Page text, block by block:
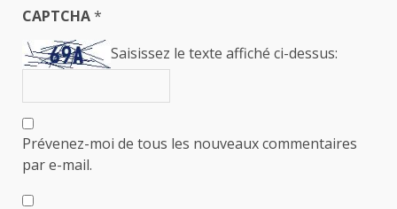
CAPTCHA*
Saisissez le texte affiché ci-dessus:
Prévenez-moi de tous les nouveaux commentaires
par e-mail.